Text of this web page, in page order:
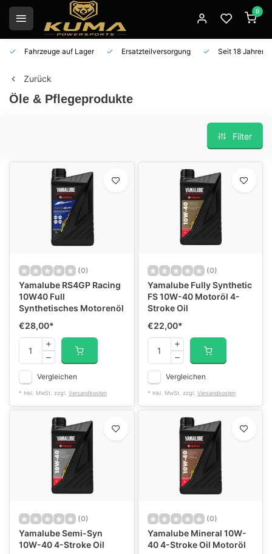
0
Fahrzeuge auf Lager Ersatzteilversorgung Seit 18 Jahren
Zurück
Öle & Pflegeprodukte
Filter
(0)
Yamalube RS4GP Racing
10W40 Full
Synthetisches Motorenöl
€28,00*
Vergleichen
* Inkl. MwSt. zzgl. Versandkosten
(0)
Yamalube Fully Synthetic
FS 10W-40 Motoröl 4-
Stroke Oil
€22,00*
Vergleichen
* Inkl. MwSt. zzgl. Versandkosten
(0)
Yamalube Semi-Syn
10W-40 4-Stroke Oil
(0)
Yamalube Mineral 10W-
40 4-Stroke Oil Motoröl